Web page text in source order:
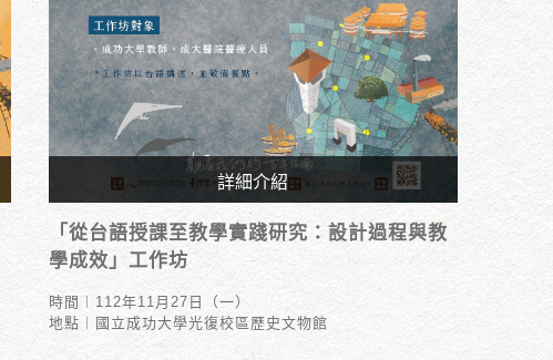
詳細介紹
時間︱112年11月27日（一）
地點︱國立成功大學光復校區歷史文物館
「從台語授課至教學實踐研究：設計過程與教
學成效」工作坊
時間︱112年11月27日（一）
地點︱國立成功大學光復校區歷史文物館